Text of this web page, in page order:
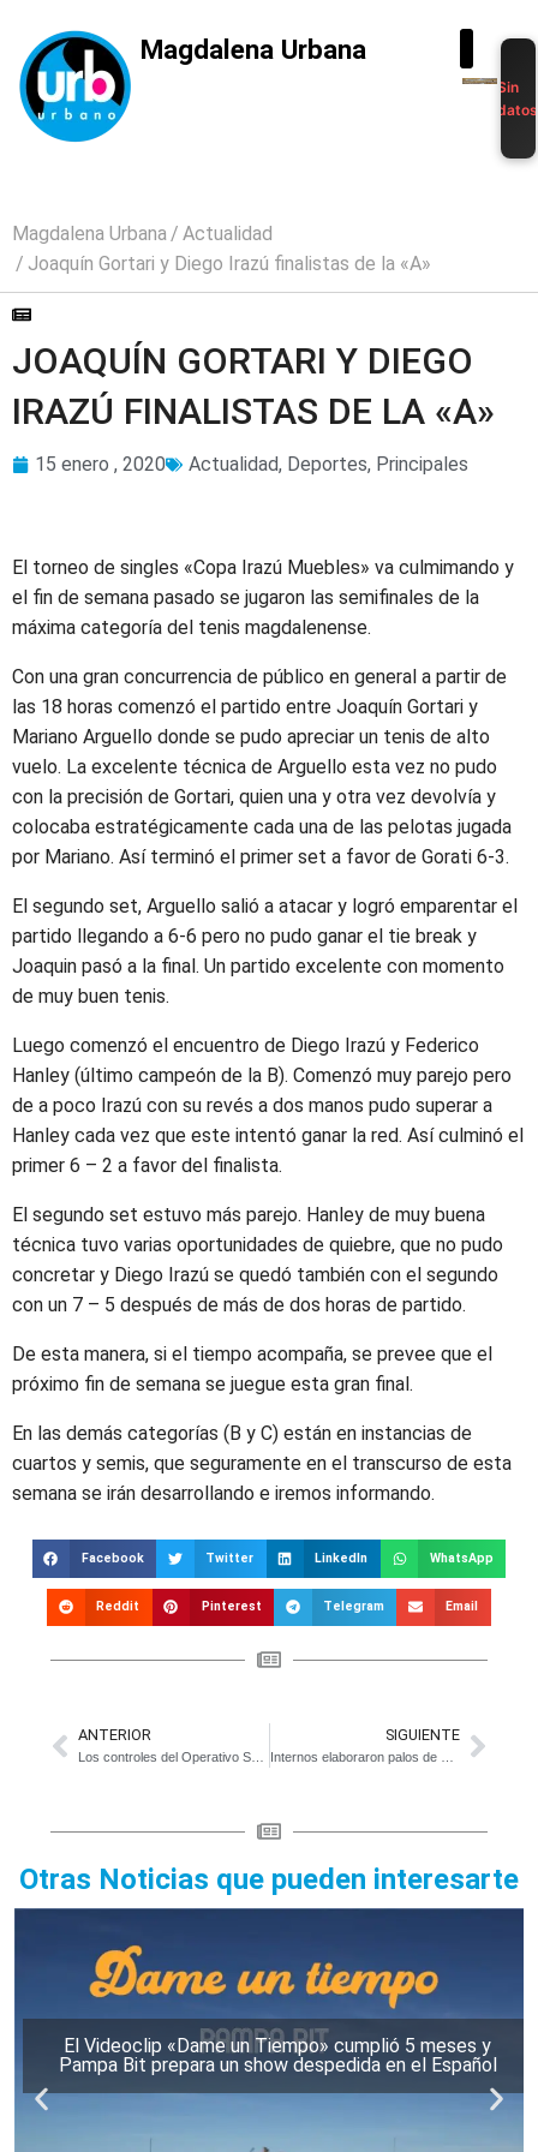
Magdalena Urbana
Sin
datos
Magdalena Urbana
Actualidad
Joaquín Gortari y Diego Irazú finalistas de la «A»
JOAQUÍN GORTARI Y DIEGO
IRAZÚ FINALISTAS DE LA «A»
15 enero , 2020 Actualidad, Deportes, Principales
El torneo de singles «Copa Irazú Muebles» va culmimando y
el fin de semana pasado se jugaron las semifinales de la
máxima categoría del tenis magdalenense.
Con una gran concurrencia de público en general a partir de
las 18 horas comenzó el partido entre Joaquín Gortari y
Mariano Arguello donde se pudo apreciar un tenis de alto
vuelo. La excelente técnica de Arguello esta vez no pudo
con la precisión de Gortari, quien una y otra vez devolvía y
colocaba estratégicamente cada una de las pelotas jugada
por Mariano. Así terminó el primer set a favor de Gorati 6-3.
El segundo set, Arguello salió a atacar y logró emparentar el
partido llegando a 6-6 pero no pudo ganar el tie break y
Joaquin pasó a la final. Un partido excelente con momento
de muy buen tenis.
Luego comenzó el encuentro de Diego Irazú y Federico
Hanley (último campeón de la B). Comenzó muy parejo pero
de a poco Irazú con su revés a dos manos pudo superar a
Hanley cada vez que este intentó ganar la red. Así culminó el
primer 6 – 2 a favor del finalista.
El segundo set estuvo más parejo. Hanley de muy buena
técnica tuvo varias oportunidades de quiebre, que no pudo
concretar y Diego Irazú se quedó también con el segundo
con un 7 – 5 después de más de dos horas de partido.
De esta manera, si el tiempo acompaña, se prevee que el
próximo fin de semana se juegue esta gran final.
En las demás categorías (B y C) están en instancias de
cuartos y semis, que seguramente en el transcurso de esta
semana se irán desarrollando e iremos informando.
Facebook Twitter LinkedIn WhatsApp
Reddit Pinterest Telegram Email
ANTERIOR SIGUIENTE
Otras Noticias que pueden interesarte
El Videoclip «Dame un Tiempo» cumplió 5 meses y
Pampa Bit prepara un show despedida en el Español